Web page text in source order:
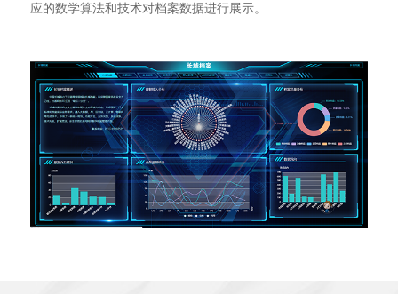
应的数学算法和技术对档案数据进行展示。